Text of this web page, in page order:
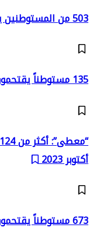
503 من المستوطنين يقتحمون المسجد الأقصى اليوم
135 مستوطناً يقتحمون المسجد الأقصى
أكتوبر 2023
673 مستوطناً يقتحمون المسجد الأقصى عشية “يوم الغفران”